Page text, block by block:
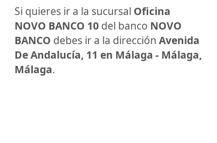
Si quieres ir a la sucursal Oficina
NOVO BANCO 10 del banco NOVO
BANCO debes ir a la dirección Avenida
De Andalucía, 11 en Málaga - Málaga,
Málaga.